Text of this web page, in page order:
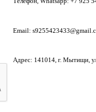
Email:
Адрес: 141014, г. Мытищи,